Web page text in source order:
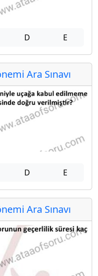
D E
Ara Sınavı
D E
Ara Sınavı